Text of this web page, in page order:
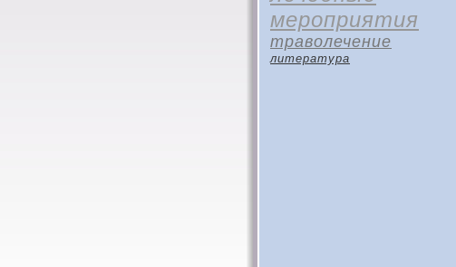
мероприятия
траволечение
литература